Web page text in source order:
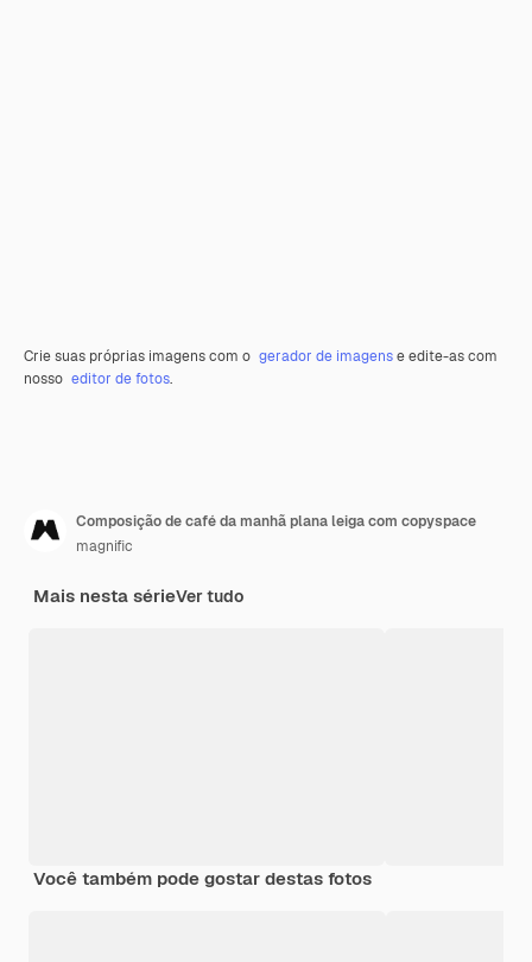
Crie suas próprias imagens com o gerador de imagense edite-as com
nosso editor de fotos.
Composição de café da manhã plana leiga com copyspace
magnific
Mais nesta sérieVer tudo
Você também pode gostar destas fotos